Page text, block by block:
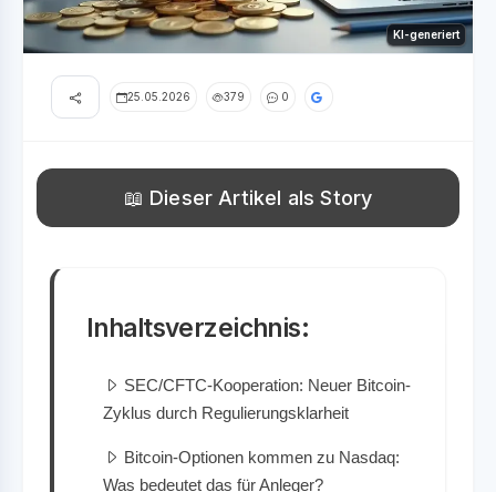
KI-generiert
25.05.2026 379 0
📖 Dieser Artikel als Story
Inhaltsverzeichnis:
SEC/CFTC-Kooperation: Neuer Bitcoin-
Zyklus durch Regulierungsklarheit
Bitcoin-Optionen kommen zu Nasdaq:
Was bedeutet das für Anleger?